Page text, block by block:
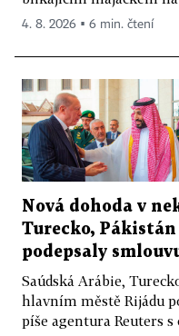
4. 8. 2026 ▪ 6 min. čtení
Nová dohoda v
Turecko, Pákistán
podepsaly
Saúdská Arábie,
hlavním městě Rijádu
píše agentura Reuters